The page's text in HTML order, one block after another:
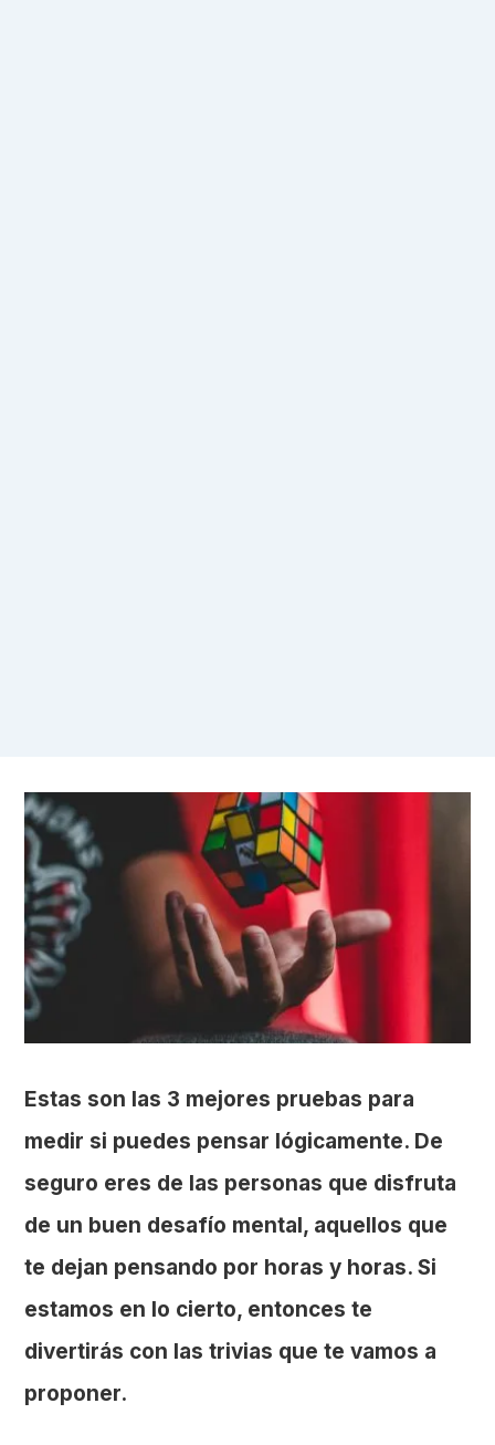
Estas son las 3 mejores pruebas para
medir si puedes pensar lógicamente. De
seguro eres de las personas que disfruta
de un buen desafío mental, aquellos que
te dejan pensando por horas y horas. Si
estamos en lo cierto, entonces te
divertirás con las trivias que te vamos a
proponer.